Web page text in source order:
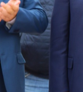
специалистов в
делу, которое